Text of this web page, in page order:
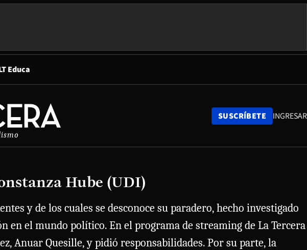
in new window
Educa
SUSCRÍBETE INGRESAR
Hube (UDI)
y de los cuales se desconoce su paradero, hecho investigado
en el mundo político. En el programa de streaming de La Tercera
Anuar Quesille, y pidió responsabilidades. Por su parte, la